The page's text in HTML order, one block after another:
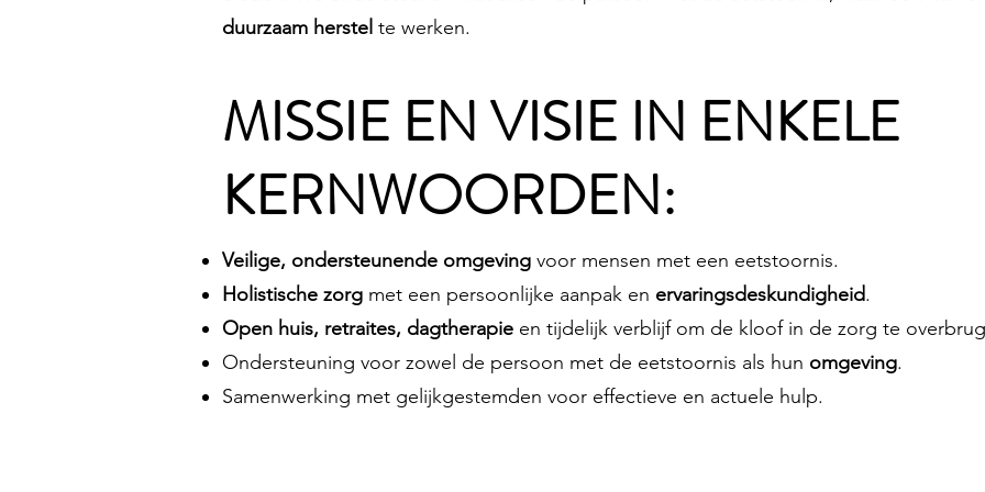
duurzaam herstel te werken.
MISSIE EN VISIE IN ENKELE
KERNWOORDEN:
Veilige, ondersteunende omgeving voor mensen met een eetstoornis.
Holistische zorg met een persoonlijke aanpak en ervaringsdeskundigheid.
Open huis, retraites, dagtherapie en tijdelijk verblijf om de kloof in de zorg te
Ondersteuning voor zowel de persoon met de eetstoornis als hun omgeving.
Samenwerking met gelijkgestemden voor effectieve en actuele hulp.